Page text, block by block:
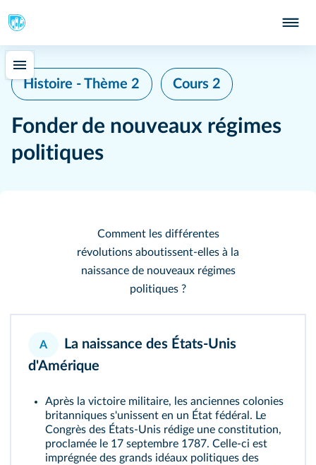
Histoire - Thème 2 Cours 2
Fonder de nouveaux régimes
politiques
Comment les différentes
révolutions aboutissent-elles à la
naissance de nouveaux régimes
politiques ?
A
La naissance des États-Unis
d'Amérique
Après la victoire militaire, les anciennes colonies
britanniques s'unissent en un État fédéral. Le
Congrès des États-Unis rédige une constitution,
proclamée le 17 septembre 1787. Celle-ci est
imprégnée des grands idéaux politiques des